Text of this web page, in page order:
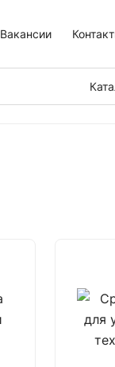
Вакансии